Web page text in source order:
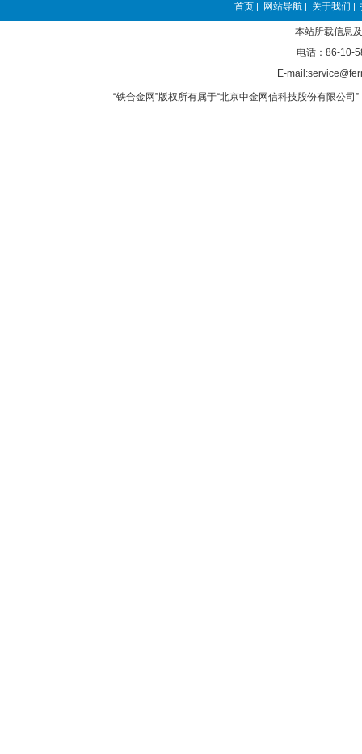
首页 | 网站导航 | 关于我们 |
本站所载信息
电话：86-10-
E-
“铁合金网”版权所有属于“北京中金网信科技股份有限公司